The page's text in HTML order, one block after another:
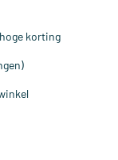
korting